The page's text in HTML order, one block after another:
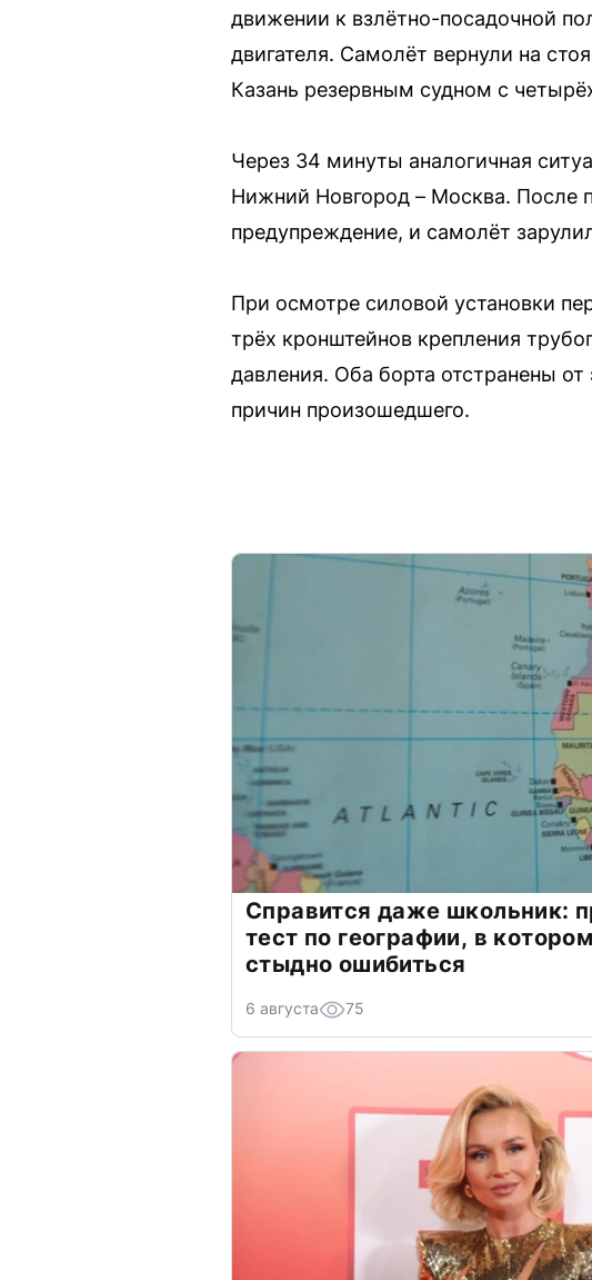
движении к взлётно-посадочной
двигателя. Самолёт вернули на
Казань резервным судном с
Через 34 минуты аналогичная
Нижний Новгород – Москва. После
предупреждение, и самолёт
При осмотре силовой установки
трёх кронштейнов крепления
давления. Оба борта отстранены
причин произошедшего.
Справится даже школьник:
тест по географии, в
стыдно ошибиться
6 августа 75